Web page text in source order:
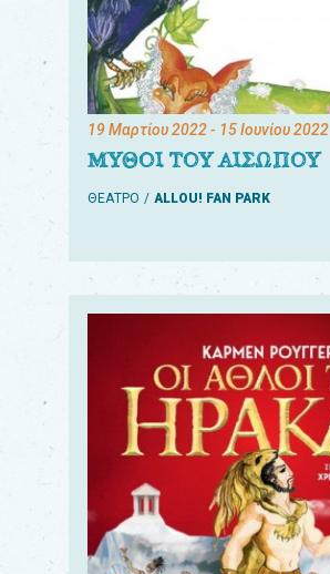
19 Μαρτίου 2022- 15 Ιουνίου 2022
ΜΥΘΟΙ ΤΟΥ ΑΙΣΩΠΟΥ
ΘΕΑΤΡΟ ALLOU! FAN PARK